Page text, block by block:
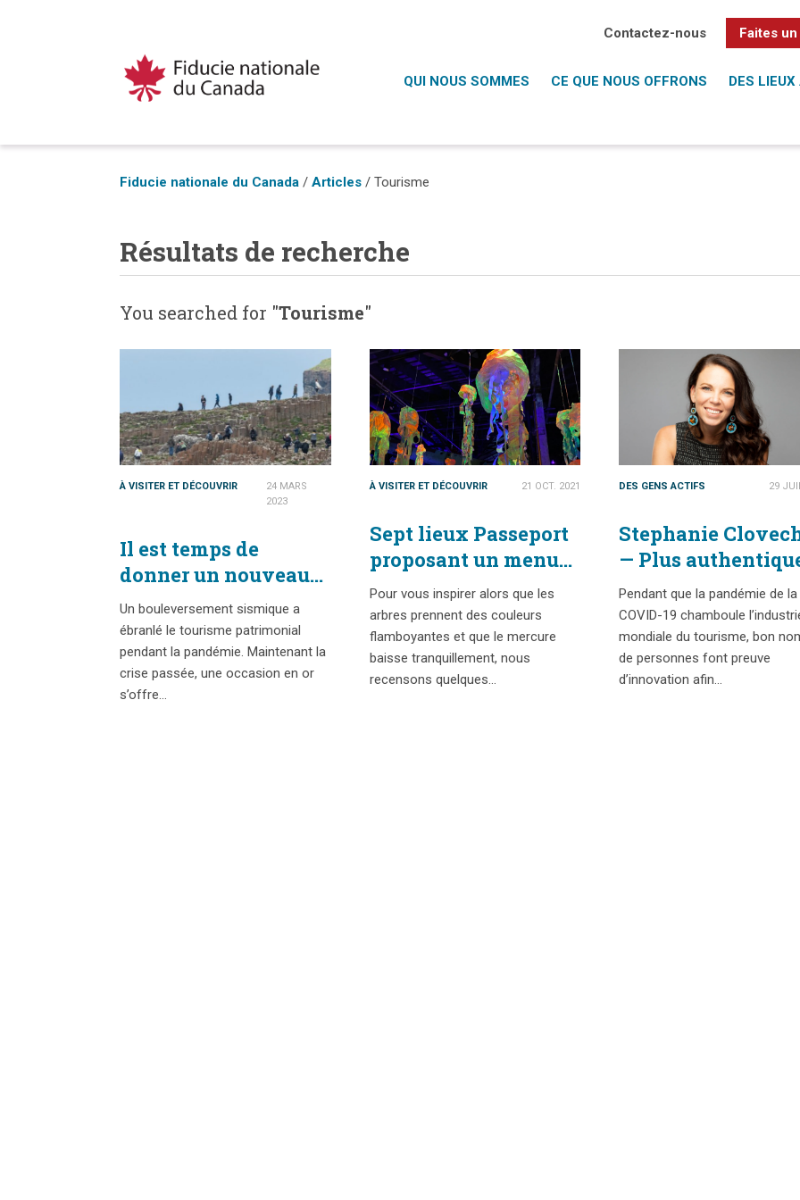
Contactez-nous Faites
QUI NOUS SOMMES CE QUE NOUS OFFRONS DES
Fiducie nationale du Canada /Articles /Tourisme
Résultats de recherche
You searched for "Tourisme"
À VISITER ET DÉCOUVRIR
24 MARS
2023
Il est temps de
donner un nouveau
départ au tourisme
patrimonial
Un bouleversement sismique a
ébranlé le tourisme patrimonial
pendant la pandémie. Maintenant la
crise passée, une occasion en or
s’offre…
À VISITER ET DÉCOUVRIR 21 OCT. 2021
Sept lieux Passeport
proposant un menu
culturel ou
surnaturel cet
automne
Pour vous inspirer alors que les
arbres prennent des couleurs
flamboyantes et que le mercure
baisse tranquillement, nous
recensons quelques…
DES GENS ACTIFS 29
Stephanie
— Plus
le rôle du tourisme
dans le
Pendant que la pandémie de la
COVID-19 chamboule
mondiale du tourisme, bon
de personnes font preuve
d’innovation afin…